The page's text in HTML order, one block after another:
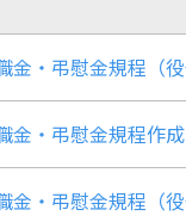
金・弔慰金規程（
金・弔慰金規程作
金・弔慰金規程（